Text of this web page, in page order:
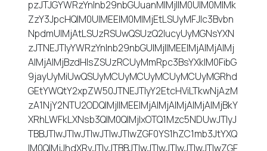
pzJTJGYWRzYnlnb29nbGUuanMlMjIlM0UlM0MlMk
ZzY3JpcHQlM0UlMEElM0MlMjEtLSUyMFJlc3Bvbn
NpdmUlMjAtLSUzRSUwQSUzQ2lucyUyMGNsYXN
zJTNEJTIyYWRzYnlnb29nbGUlMjIlMEElMjAlMjAlMj
AlMjAlMjBzdHlsZSUzRCUyMmRpc3BsYXklM0FibG
9jayUyMiUwQSUyMCUyMCUyMCUyMCUyMGRhd
GEtYWQtY2xpZW50JTNEJTIyY2EtcHViLTkwNjAzM
zA1NjY2NTU2ODQlMjIlMEElMjAlMjAlMjAlMjAlMjBkY
XRhLWFkLXNsb3QlM0QlMjIxOTQ1Mzc5NDUwJTIyJ
TBBJTIwJTIwJTIwJTIwJTIwZGF0YS1hZC1mb3JtYXQ
lM0QlMjJhdXRvJTIyJTBBJTIwJTIwJTIwJTIwJTIwZGF